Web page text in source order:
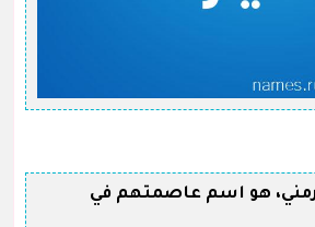
هو اسم عاصمتهم في